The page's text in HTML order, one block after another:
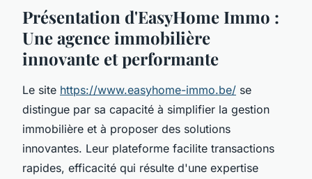
Présentation d'EasyHome Immo :
Une agence immobilière
innovante et performante
Le site https://www.easyhome-immo.be/ se
distingue par sa capacité à simplifier la gestion
immobilière et à proposer des solutions
innovantes. Leur plateforme facilite transactions
rapides, efficacité qui résulte d'une expertise